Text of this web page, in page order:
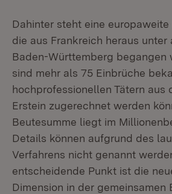
Dahinter steht eine europaweite
die aus Frankreich heraus unter
Baden-Württemberg begangen
sind mehr als 75 Einbrüche
hochprofessionellen Tätern aus
Erstein zugerechnet werden
Beutesumme liegt im
Details können aufgrund des
Verfahrens nicht genannt
entscheidende Punkt ist die
Dimension in der gemeinsamen